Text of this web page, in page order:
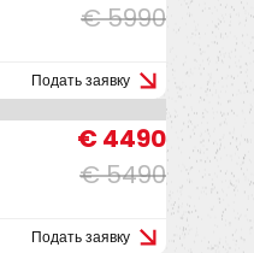
€ 5990
Подать заявку
€ 5490
€ 4490
Подать заявку